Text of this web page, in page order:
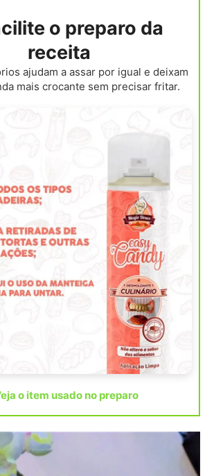
o preparo da
receita
mais crocante sem precisar fritar.
o item usado no preparo